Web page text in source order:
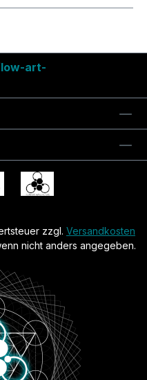
art-
zzgl. Versandkosten
nicht anders angegeben.